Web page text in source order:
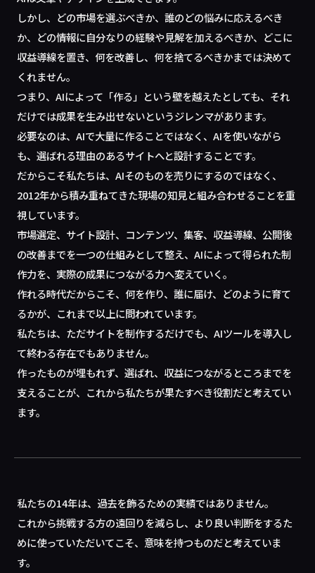
しかし、どの市場を選ぶべきか、誰のどの悩みに応えるべき
か、どの情報に自分なりの経験や見解を加えるべきか、どこに
収益導線を置き、何を改善し、何を捨てるべきかまでは決めて
くれません。
つまり、AIによって「作る」という壁を越えたとしても、それ
だけでは成果を生み出せないというジレンマがあります。
必要なのは、AIで大量に作ることではなく、AIを使いながら
も、選ばれる理由のあるサイトへと設計することです。
だからこそ私たちは、AIそのものを売りにするのではなく、
2012年から積み重ねてきた現場の知見と組み合わせることを重
視しています。
市場選定、サイト設計、コンテンツ、集客、収益導線、公開後
の改善までを一つの仕組みとして整え、AIによって得られた制
作力を、実際の成果につながる力へ変えていく。
作れる時代だからこそ、何を作り、誰に届け、どのように育て
るかが、これまで以上に問われています。
私たちは、ただサイトを制作するだけでも、AIツールを導入し
て終わる存在でもありません。
作ったものが埋もれず、選ばれ、収益につながるところまでを
支えることが、これから私たちが果たすべき役割だと考えてい
ます。
私たちの14年は、過去を飾るための実績ではありません。
これから挑戦する方の遠回りを減らし、より良い判断をするた
めに使っていただいてこそ、意味を持つものだと考えていま
す。